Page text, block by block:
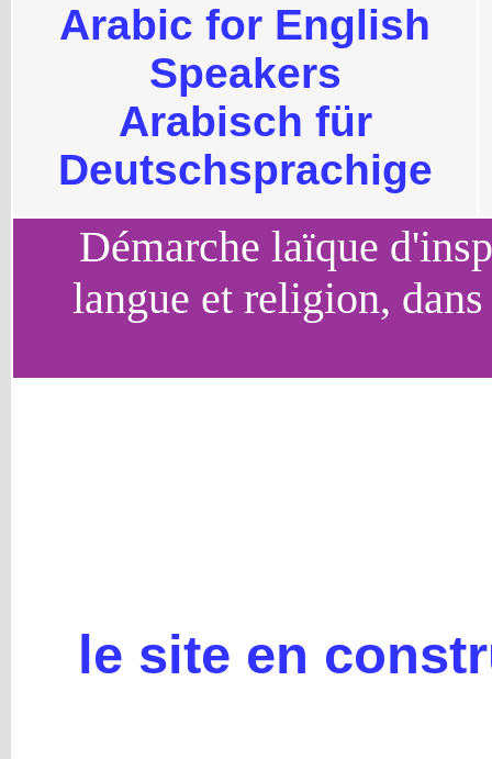
Arabic for English
Speakers
Arabisch für
Deutschsprachige
Démarche laïque
langue et religion,
le site en